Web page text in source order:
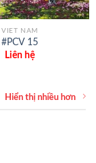
VIET NAM
#PCV 15
Liên hệ
Hiển thị nhiều hơn